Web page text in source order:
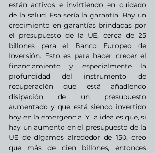
están activos e invirtiendo en cuidado
de la salud. Esa sería la garantía. Hay un
crecimiento en garantías brindadas por
el presupuesto de la UE, cerca de 25
billones para el Banco Europeo de
Inversión. Esto es para hacer crecer el
financiamiento y especialmente la
profundidad del instrumento de
recuperación que está añadiendo
disipación de un presupuesto
aumentado y que está siendo invertido
hoy en la emergencia. Y la idea es que, si
hay un aumento en el presupuesto de la
UE de digamos alrededor de 150, creo
que más de cien billones, entonces